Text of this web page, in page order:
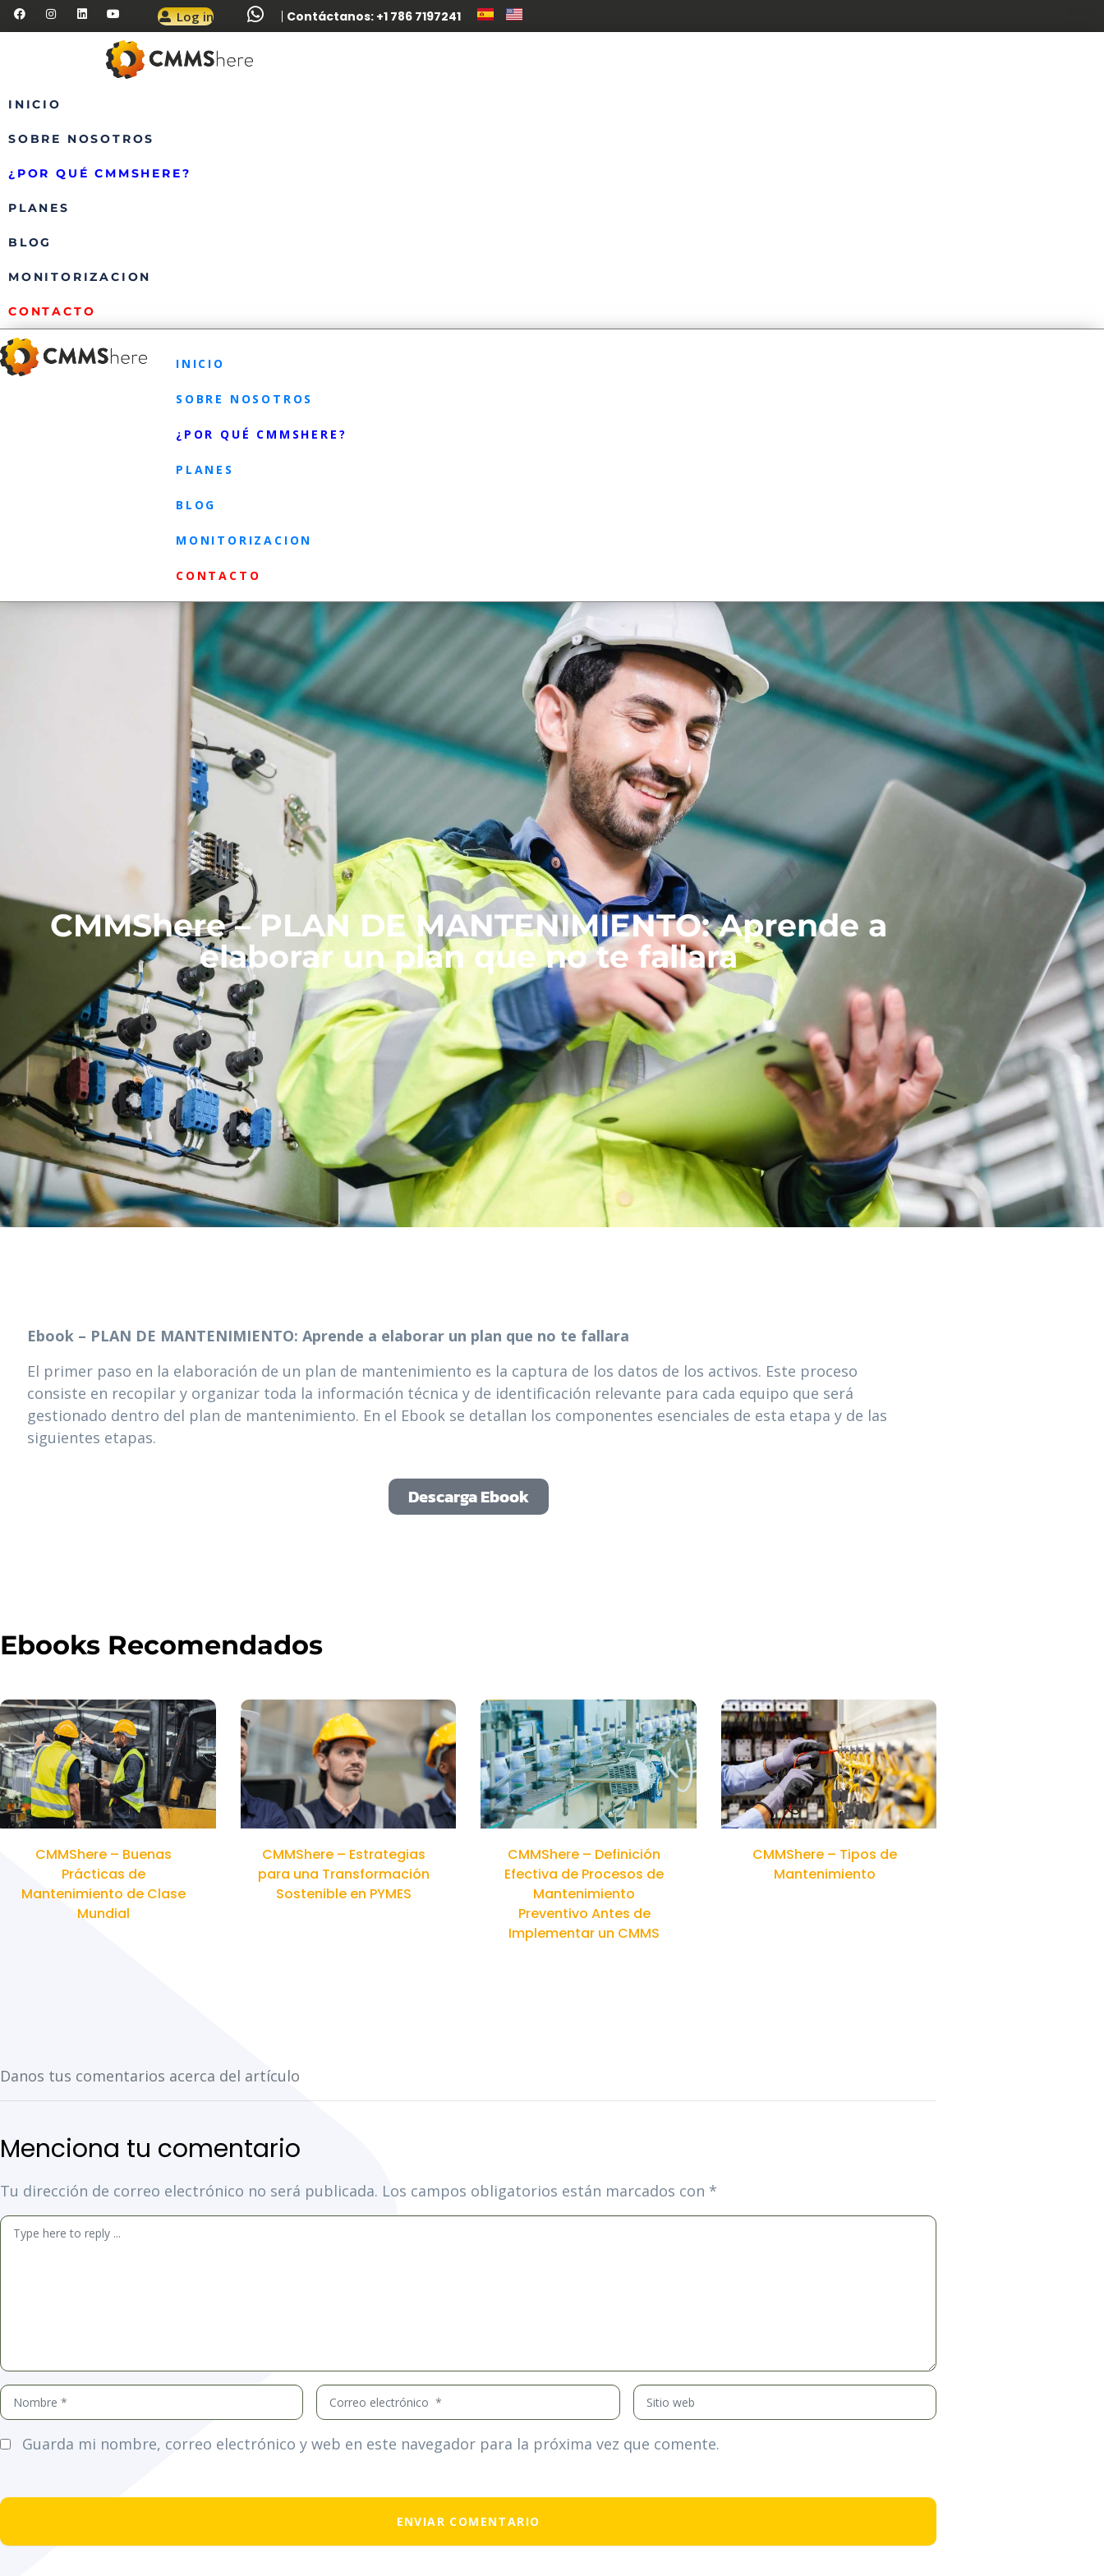
Log in Contáctanos: +1 786 7197241
INICIO
SOBRE NOSOTROS
¿POR QUÉ CMMSHERE?
PLANES
BLOG
MONITORIZACION
CONTACTO
INICIO
SOBRE NOSOTROS
¿POR QUÉ CMMSHERE?
PLANES
BLOG
MONITORIZACION
CONTACTO
CMMShere – PLAN DE MANTENIMIENTO: Aprende a
elaborar un plan que no te fallara
Ebook – PLAN DE MANTENIMIENTO: Aprende a elaborar un plan que no te fallara
El primer paso en la elaboración de un plan de mantenimiento es la captura de los datos de los activos. Este proceso
consiste en recopilar y organizar toda la información técnica y de identificación relevante para cada equipo que será
gestionado dentro del plan de mantenimiento. En el Ebook se detallan los componentes esenciales de esta etapa y de las
siguientes etapas.
Descarga Ebook
Ebooks Recomendados
CMMShere – Buenas
Prácticas de
Mantenimiento de Clase
Mundial
CMMShere – Estrategias
para una Transformación
Sostenible en PYMES
CMMShere – Definición
Efectiva de Procesos de
Mantenimiento
Preventivo Antes de
Implementar un CMMS
CMMShere – Tipos de
Mantenimiento
Tu dirección de correo electrónico no será publicada. Los campos obligatorios están marcados con *
Comentario
Nombre
*
Correo
electrónico
*
Sitio
web
Guarda mi nombre, correo electrónico y web en este navegador para la próxima vez que comente.